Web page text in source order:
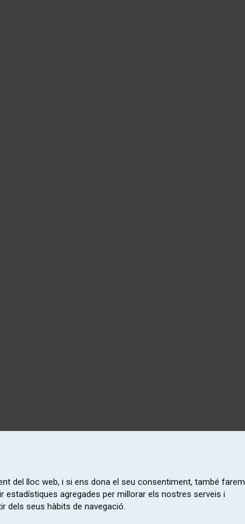
del lloc web, i si ens dona el seu consentiment, també farem
agregades per millorar els nostres serveis i
dels seus hàbits de navegació.